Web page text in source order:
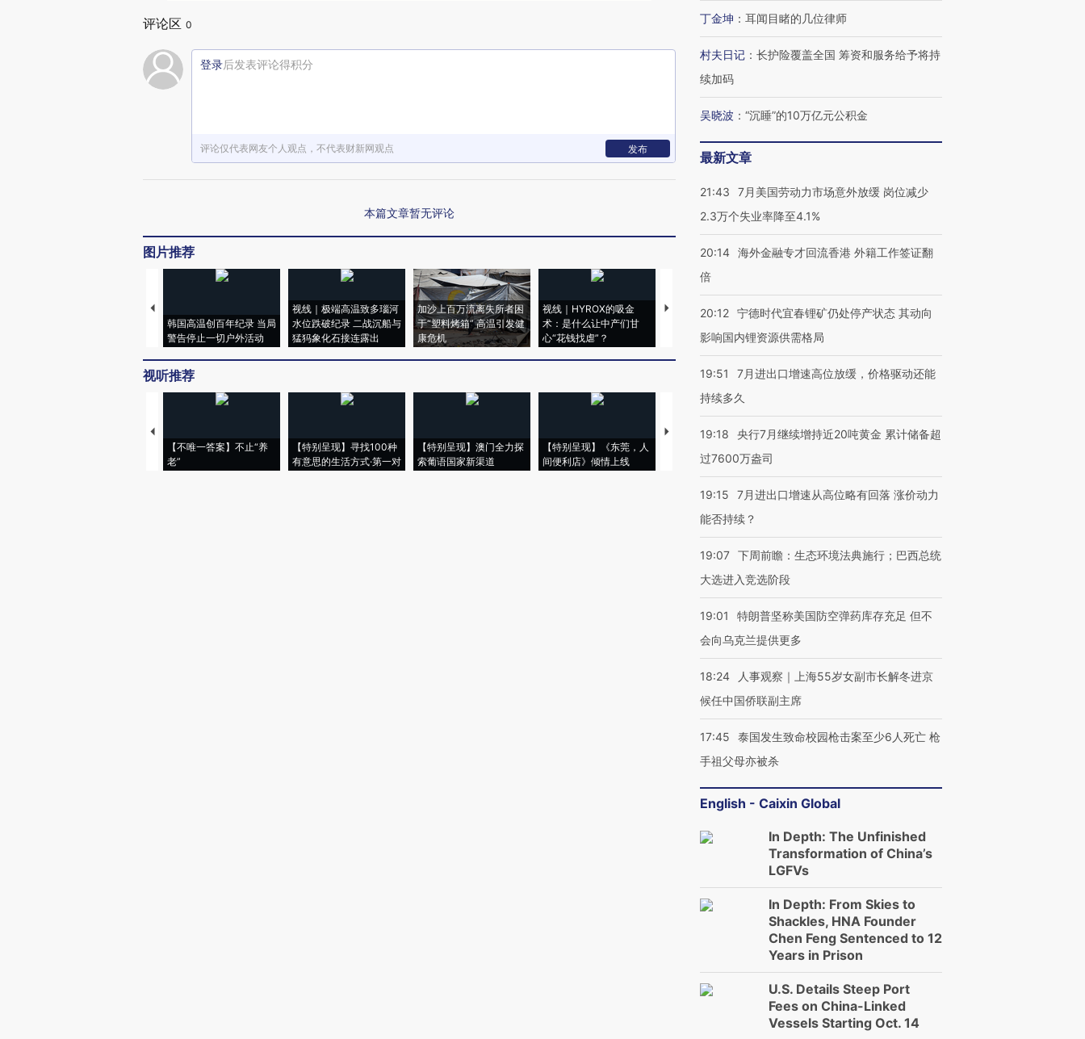
评论区 0
登录后发表评论得积分
评论仅代表网友个人观点，不代表财新网观点 发布
本篇文章暂无评论
图片推荐
韩国高温创百年纪录 当局
警告停止一切户外活动
视线｜极端高温致多瑙河
水位跌破纪录 二战沉船与
猛犸象化石接连露出
加沙上百万流离失所者困
于“塑料烤箱” 高温引发健
康危机
视线｜HYROX的吸金
术：是什么让中产们甘
心“花钱找虐”？
马航飞行员跨国走私7万
视线｜被称为“蟑螂”的印
育部长拱下台
视线｜“入侵”还是“人道危
视听推荐
【不唯一答案】不止“养
老”
【特别呈现】寻找100种
有意思的生活方式·第一对
【特别呈现】澳门全力探
索葡语国家新渠道
【特别呈现】《东莞，人
间便利店》倾情上线
【推广】走进第四届链博
【商旅对话】华住集团
丁金坤 ： 耳闻目睹的几位律师
村夫日记 ： 长护险覆盖全国 筹资和服务给予将持
续加码
吴晓波 ： “沉睡”的10万亿元公积金
最新文章
21:43
7月美国劳动力市场意外放缓 岗位减少
2.3万个失业率降至4.1%
20:14 海外金融专才回流香港 外籍工作签证翻
倍
20:12 宁德时代宜春锂矿仍处停产状态 其动向
影响国内锂资源供需格局
19:51
7月进出口增速高位放缓，价格驱动还能
持续多久
19:18
央行7月继续增持近20吨黄金 累计储备超
过7600万盎司
19:15
7月进出口增速从高位略有回落 涨价动力
能否持续？
19:07 下周前瞻：生态环境法典施行；巴西总统
大选进入竞选阶段
19:01
特朗普坚称美国防空弹药库存充足 但不
会向乌克兰提供更多
18:24
人事观察｜上海55岁女副市长解冬进京
候任中国侨联副主席
17:45
泰国发生致命校园枪击案至少6人死亡 枪
手祖父母亦被杀
English - Caixin Global
In Depth: The Unfinished
Transformation of China’s
LGFVs
In Depth: From Skies to
Shackles, HNA Founder
Chen Feng Sentenced to 12
Years in Prison
U.S. Details Steep Port
Fees on China-Linked
Vessels Starting Oct. 14